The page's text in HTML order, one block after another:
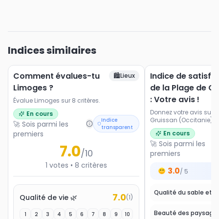
Indices similaires
Comment évalues-tu
Limoges ?
🏙️Lieux
Évalue Limoges sur 8 critères.
En cours
🚀 Sois parmi les
premiers
Indice
transparent
7.0/10
1 votes • 8 critères
Qualité de vie 🌿 7.0(1)
1 2 3 4 5 6 7 8 9 10
Indice de
de la Plage de
: Votre avis !
Donnez votre avis sur
Gruissan (Occitanie).
les paysages,
et les activités
En cours
🚀 Sois parmi les
premiers
3.0/ 5
Beauté des